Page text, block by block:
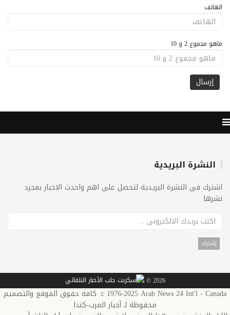
الهاتف
ماهو مجموع 2 و 10
النشرة البريدية
اشترك فى النشرة البريدية لتحصل على اهم واحدث الاخبار بمجرد
نشرها
2026 ©
c 1976-2025 Arab News 24 Int'l - Canada: كافة حقوق الموقع والتصميم
محفوظة لـ أخبار العرب-كندا